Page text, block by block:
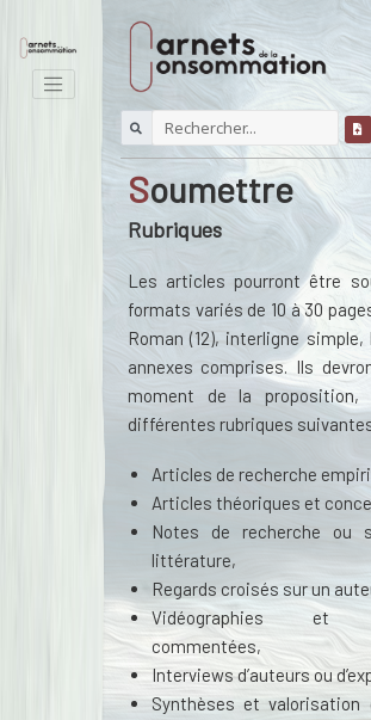
Soumettre
Rubriques
Les articles pourront être
formats variés de 10 à 30
Roman (12), interligne
annexes comprises. Ils
moment de la proposition,
différentes rubriques
Articles de recherche
Articles théoriques et
Notes de recherche ou
littérature,
Regards croisés sur un
Vidéographies et
commentées,
Interviews d’auteurs ou
Synthèses et valorisation